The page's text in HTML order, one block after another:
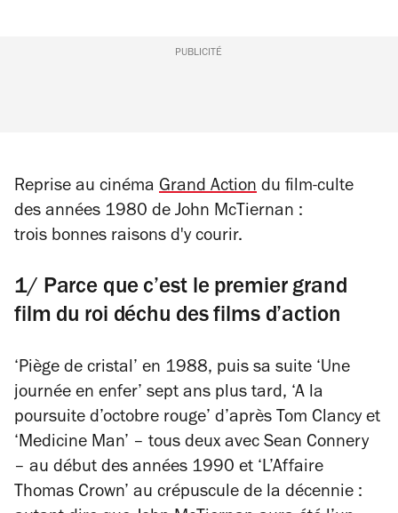
PUBLICITÉ
Reprise au cinéma Grand Action du film-culte
des années 1980 de John McTiernan :
trois bonnes raisons d'y courir.
1/ Parce que c’est le premier grand
film du roi déchu des films d’action
‘Piège de cristal’ en 1988, puis sa suite ‘Une
journée en enfer’ sept ans plus tard, ‘A la
poursuite d’octobre rouge’ d’après Tom Clancy et
‘Medicine Man’ – tous deux avec Sean Connery
– au début des années 1990 et ‘L’Affaire
Thomas Crown’ au crépuscule de la décennie :